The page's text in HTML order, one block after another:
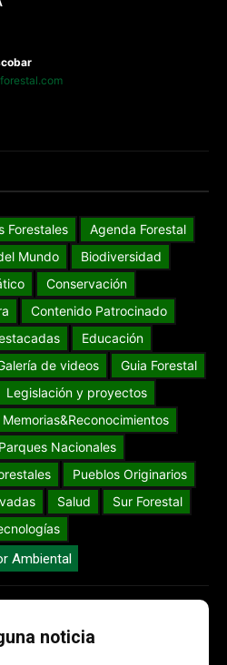
Forestales
Agenda Forestal
Mundo
Biodiversidad
Conservación
Contenido Patrocinado
Educación
de videos
Guia Forestal
Legislación y proyectos
Memorias&Reconocimientos
Nacionales
Pueblos Originarios
Salud
Ambiental